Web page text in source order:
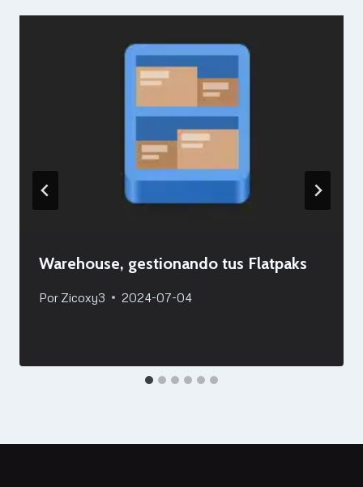
Warehouse, gestionando tus Flatpaks
Por Zicoxy3 2024-07-04